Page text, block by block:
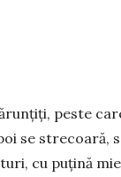
peste
se strecoară,
cu puțină